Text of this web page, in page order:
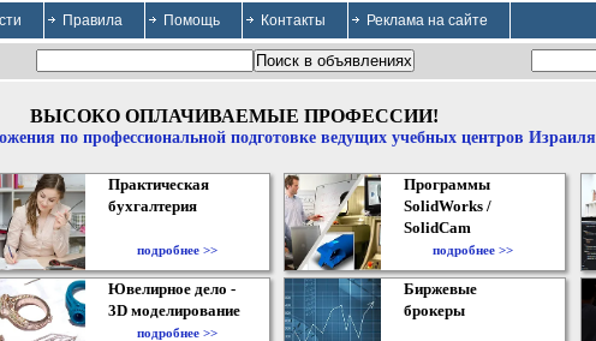
Правила Помощь Контакты Реклама на сайте
ВЫСОКО ОПЛАЧИВАЕМЫЕ ПРОФЕССИИ!
по профессиональной подготовке ведущих учебных центров Израиля
Практическая
бухгалтерия
подробнее >>
Программы
SolidWorks /
SolidCam
подробнее >>
Ювелирное дело -
3D моделирование
подробнее >>
Биржевые
брокеры